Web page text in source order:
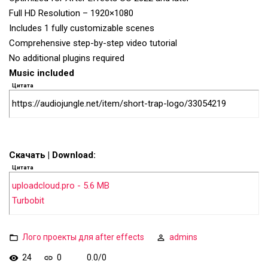
Full HD Resolution – 1920×1080
Includes 1 fully customizable scenes
Comprehensive step-by-step video tutorial
No additional plugins required
Music included
Цитата
https://audiojungle.net/item/short-trap-logo/33054219
Скачать | Download:
Цитата
uploadcloud.pro - 5.6 MB
Turbobit
Лого проекты для after effects admins
24 0 0.0/0